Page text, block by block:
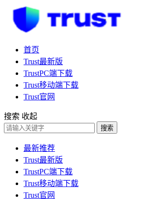
首页
Trust最新版
TrustPC端下载
Trust移动端下载
Trust官网
搜索 收起
搜索
最新推荐
Trust最新版
TrustPC端下载
Trust移动端下载
Trust官网